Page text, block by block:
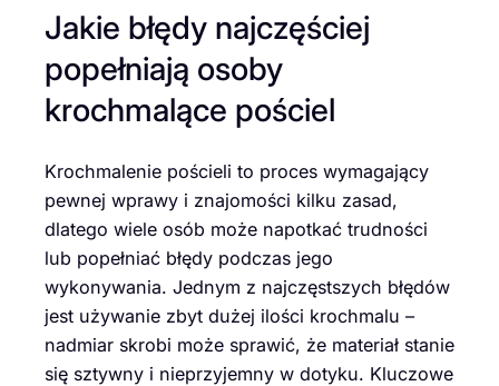
Jakie błędy najczęściej
popełniają osoby
krochmalące pościel
Krochmalenie pościeli to proces wymagający
pewnej wprawy i znajomości kilku zasad,
dlatego wiele osób może napotkać trudności
lub popełniać błędy podczas jego
wykonywania. Jednym z najczęstszych błędów
jest używanie zbyt dużej ilości krochmalu –
nadmiar skrobi może sprawić, że materiał stanie
się sztywny i nieprzyjemny w dotyku. Kluczowe